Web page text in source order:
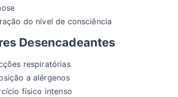
do nível de consciência
Desencadeantes
respiratórias
a alérgenos
físico intenso